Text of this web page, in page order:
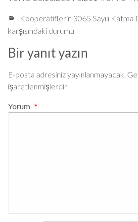
Kooperatiflerin 3065 Sayılı Katma
karşısındaki durumu
Bir yanıt yazın
E-posta adresiniz yayınlanmayacak.
işaretlenmişlerdir
Yorum *